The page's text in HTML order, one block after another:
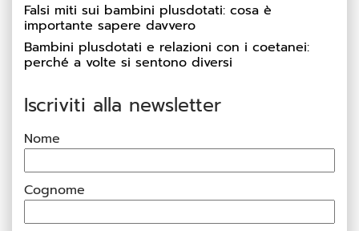
Falsi miti sui bambini plusdotati: cosa è
importante sapere davvero
Bambini plusdotati e relazioni con i coetanei:
perché a volte si sentono diversi
Iscriviti alla newsletter
Nome
Cognome